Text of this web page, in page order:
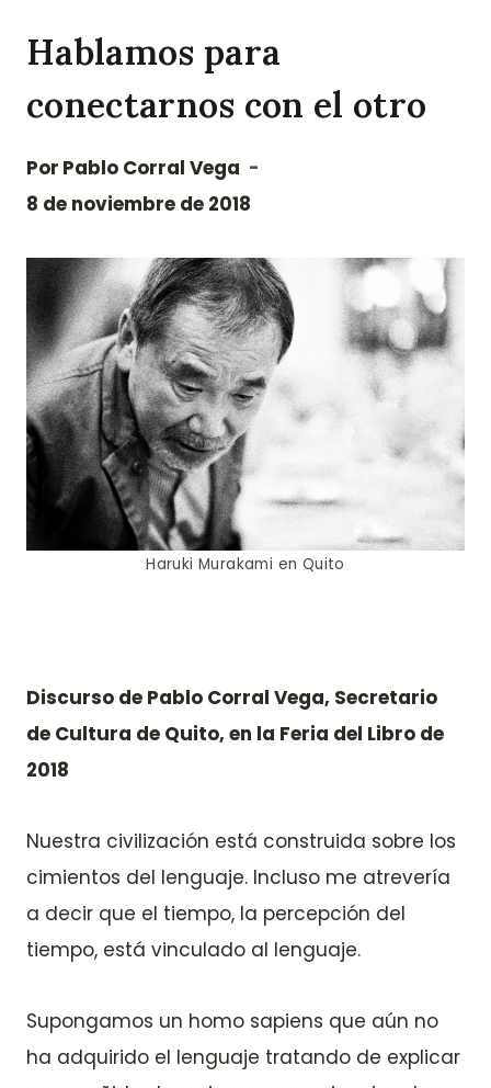
Hablamos para
conectarnos con el otro
Por Pablo Corral Vega
8 de noviembre de 2018
Haruki Murakami en Quito
Discurso de Pablo Corral Vega, Secretario
de Cultura de Quito, en la Feria del Libro de
2018
Nuestra civilización está construida sobre los
cimientos del lenguaje. Incluso me atrevería
a decir que el tiempo, la percepción del
tiempo, está vinculado al lenguaje.
Supongamos un homo sapiens que aún no
ha adquirido el lenguaje tratando de explicar